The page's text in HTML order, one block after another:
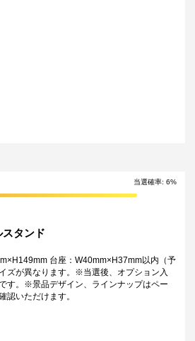
当選確率: 6%
スタンド
台座：W40mm×H37mm以内（予
ズが異なります。※当選後、オプション入
す。※景品デザイン、ラインナップはペー
認いただけます。